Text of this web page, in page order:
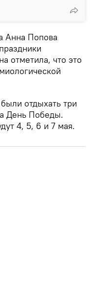
Анна Попова
отметила, что это
отдыхать три
День Победы.
4, 5, 6 и 7 мая.